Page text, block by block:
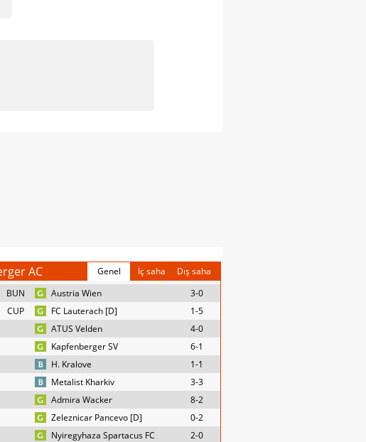
AC Genel İç saha
Dış saha
BUN Austria Wien
3-0
CUP FC Lauterach [D]
1-5
ATUS Velden
4-0
Kapfenberger SV
6-1
H. Kralove
1-1
Metalist Kharkiv
3-3
Admira Wacker
8-2
Zeleznicar Pancevo [D]
0-2
Nyiregyhaza Spartacus FC
2-0